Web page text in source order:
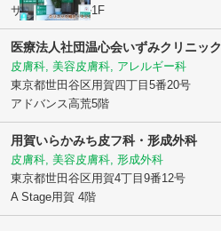
サンパーナビル1F
医療法人社団温心会いずみクリニック
皮膚科, 美容皮膚科, アレルギー科
東京都世田谷区用賀四丁目5番20号
アドバンス高荒5階
用賀いらかみち皮フ科・形成外科
皮膚科, 美容皮膚科, 形成外科
東京都世田谷区用賀4丁目9番12号
A Stage用賀 4階